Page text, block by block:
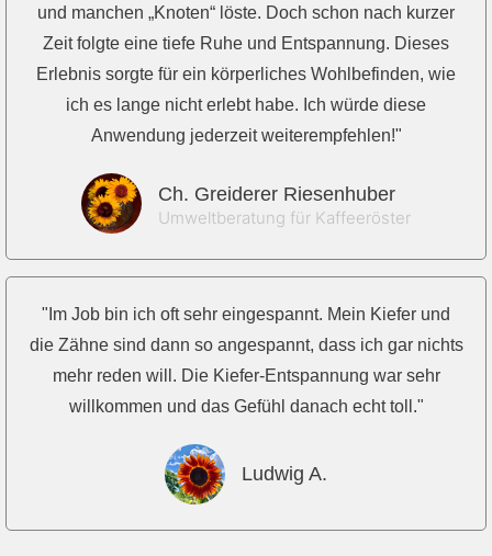
und manchen „Knoten“ löste. Doch schon nach kurzer
Zeit folgte eine tiefe Ruhe und Entspannung. Dieses
Erlebnis sorgte für ein körperliches Wohlbefinden, wie
ich es lange nicht erlebt habe. Ich würde diese
Anwendung jederzeit weiterempfehlen!"
Ch. Greiderer Riesenhuber
Umweltberatung für Kaffeeröster
"Im Job bin ich oft sehr eingespannt. Mein Kiefer und
die Zähne sind dann so angespannt, dass ich gar nichts
mehr reden will. Die Kiefer-Entspannung war sehr
willkommen und das Gefühl danach echt toll."
Ludwig A.